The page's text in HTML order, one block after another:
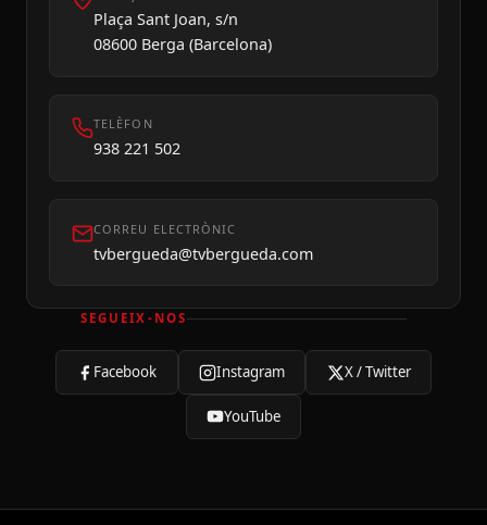
Plaça Sant Joan, s/n
08600 Berga (Barcelona)
TELÈFON
938 221 502
CORREU ELECTRÒNIC
tvbergueda@tvbergueda.com
SEGUEIX-NOS
Facebook Instagram X / Twitter
YouTube